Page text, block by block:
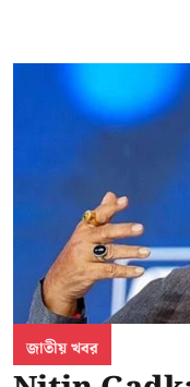
জাতীয় খবর